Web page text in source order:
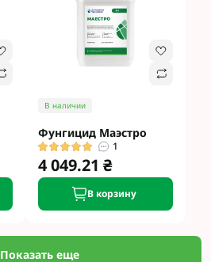
В наличии
Фунгицид Маэстро
1
4 049.21 ₴
В корзину
Показать еще